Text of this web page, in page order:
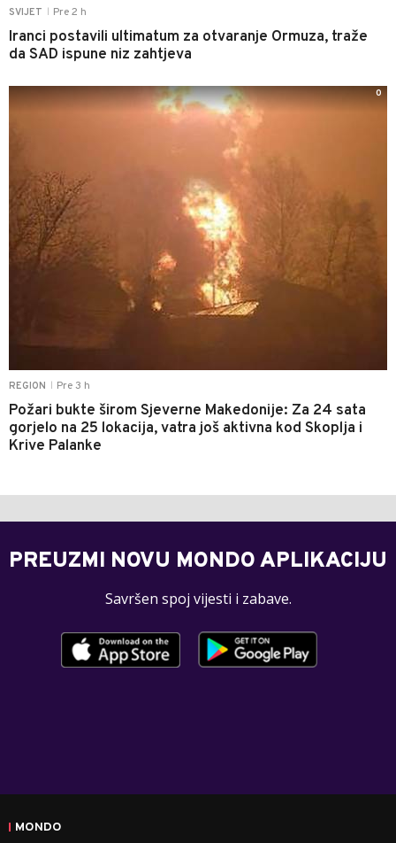
SVIJET Pre 2 h
Iranci postavili ultimatum za otvaranje Ormuza, traže
da SAD ispune niz zahtjeva
REGION Pre 3 h
Požari bukte širom Sjeverne Makedonije: Za 24 sata
gorjelo na 25 lokacija, vatra još aktivna kod Skoplja i
Krive Palanke
0
PREUZMI NOVU MONDO APLIKACIJU
Savršen spoj vijesti i zabave.
MONDO